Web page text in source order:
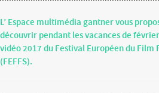
L’ Espace multimédia gantner vous
découvrir pendant les vacances de
vidéo 2017 du Festival Européen du Film
(FEFFS).